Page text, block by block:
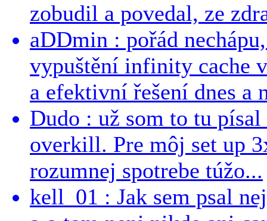
zobudil a povedal, ze
aDDmin : pořád
vypuštění infinity cache
a efektivní řešení dnes a
Dudo : už som to tu
overkill. Pre môj set up
rozumnej spotrebe túžo...
kell_01 : Jak sem psal